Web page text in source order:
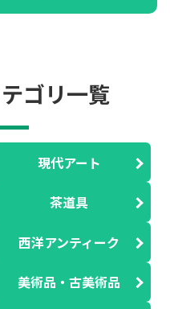
ゴリ一覧
現代アート
茶道具
西洋アンティーク
美術品・古美術品